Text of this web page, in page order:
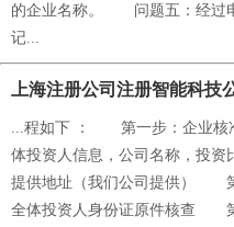
的企业名称。 问题五：经过
记...
上海注册公司注册智能科技
...程如下 ： 第一步：企业
体投资人信息，公司名称，投
提供地址（我们公司提供）
全体投资人身份证原件核查